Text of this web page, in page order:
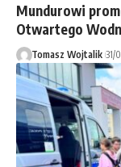
Mundurowi
Otwartego
Tomasz Wojtalik 31/